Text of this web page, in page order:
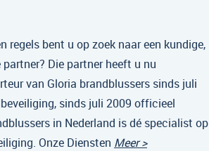
regels bent u op zoek naar een kundige,
Die partner heeft u nu
van Gloria brandblussers sinds juli
sinds juli 2009 officieel
in Nederland is dé specialist op
Onze Diensten Meer >